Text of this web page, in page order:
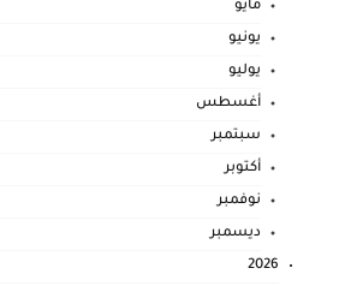
مايو
يونيو
يوليو
أغسطس
سبتمبر
أكتوبر
نوفمبر
ديسمبر
2026